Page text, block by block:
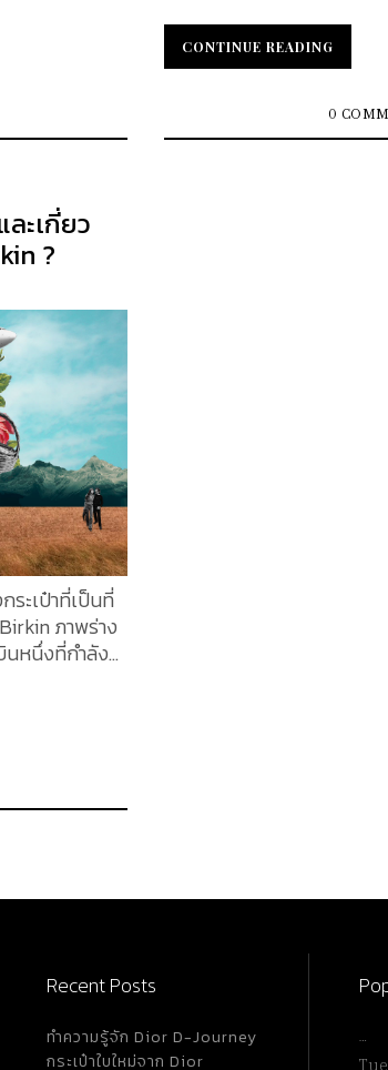
ราคาที่
สองที่หลายๆ
ก้ามาฝากนัก
พร้อมกับชื่อเสียง ดีไซน์ที่หรู
เครื่องบ่งบอกฐานะทางสังคม
CONTINUE READING
CONTINUE READING
0
ะเกี่ยว
?
ระเป๋าที่เป็นที่
ภาพร่าง
นหนึ่งที่กำลัง
ของ
หญิงสาวที่ชื่อ
Birkin ยัง
นบทความนี้...
Recent Posts
ทำความรู้จัก Dior D-Journey
กระเป๋าใบใหม่จาก Dior
…